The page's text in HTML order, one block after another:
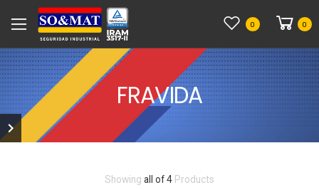
0 0
FRAVIDA
Showing all of 4 Products